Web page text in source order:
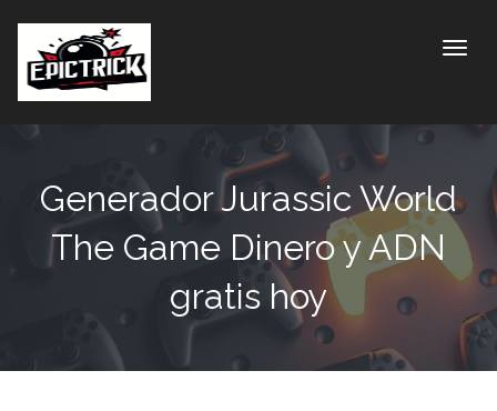
Generador Jurassic World
The Game Dinero y ADN
gratis hoy